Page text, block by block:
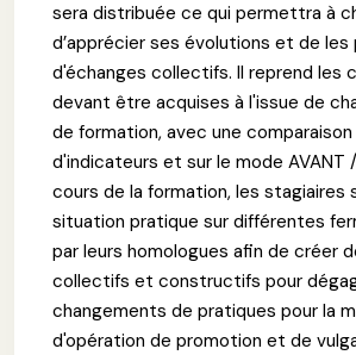
sera distribuée ce qui permettra à
d’apprécier ses évolutions et de les
d'échanges collectifs. Il reprend les
devant être acquises à l'issue de
de formation, avec une comparaison
d'indicateurs et sur le mode AVANT /
cours de la formation, les stagiaires
situation pratique sur différentes
par leurs homologues afin de créer
collectifs et constructifs pour
changements de pratiques pour la
d'opération de promotion et de